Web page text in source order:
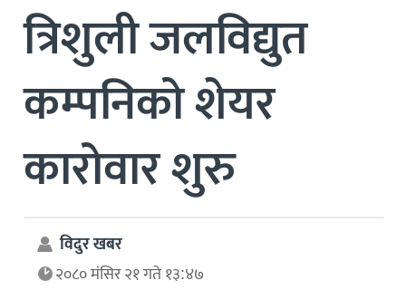
त्रिशुली जलविद्युत
कम्पनिको शेयर
कारोवार शुरु
विदुर खबर
२०८० मंसिर २१ गते १३:४७